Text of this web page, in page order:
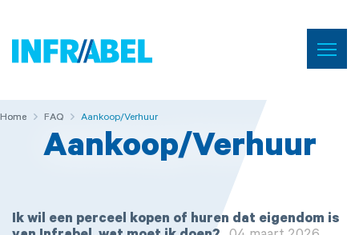
Home Menu
Home FAQ
Home FAQ Aankoop/Verhuur
Aankoop/Verhuur
Ik wil een perceel kopen of huren dat eigendom is